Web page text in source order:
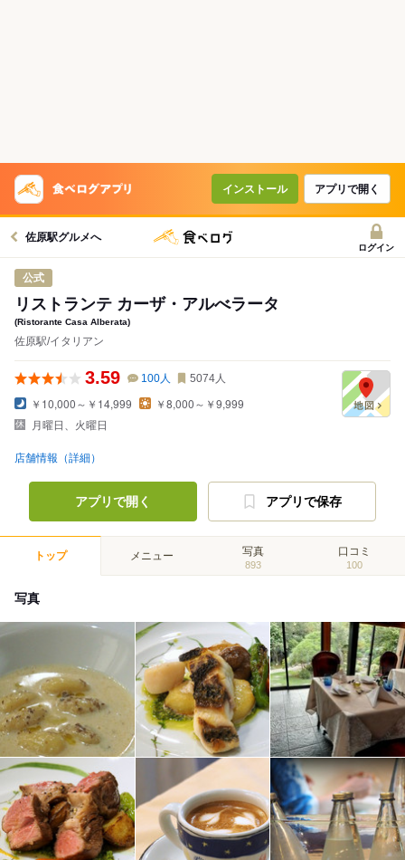
インストール アプリで開く
佐原駅グルメへ
ログイン
公式
リストランテ カーザ・アルべラータ
(Ristorante Casa Alberata)
佐原駅/イタリアン
3.59 100人 5074人
￥10,000～￥14,999
￥8,000～￥9,999
月曜日、火曜日
店舗情報（詳細）
アプリで開く アプリで保存
トップ メニュー 写真
893
口コミ
100
写真